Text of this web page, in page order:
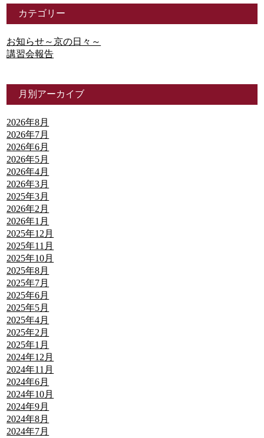
カテゴリー
お知らせ～京の日々～
講習会報告
月別アーカイブ
2026年8月
2026年7月
2026年6月
2026年5月
2026年4月
2026年3月
2025年3月
2026年2月
2026年1月
2025年12月
2025年11月
2025年10月
2025年8月
2025年7月
2025年6月
2025年5月
2025年4月
2025年2月
2025年1月
2024年12月
2024年11月
2024年6月
2024年10月
2024年9月
2024年8月
2024年7月